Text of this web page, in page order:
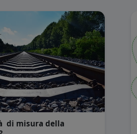
di misura della